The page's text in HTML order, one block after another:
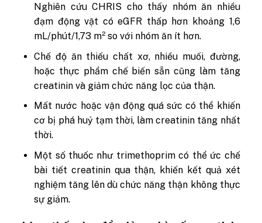
Nghiên cứu CHRIS cho thấy nhóm ăn nhiều
đạm động vật có eGFR thấp hơn khoảng 1,6
mL/phút/1,73 m² so với nhóm ăn ít hơn.
Chế độ ăn thiếu chất xơ, nhiều muối, đường,
hoặc thực phẩm chế biến sẵn cũng làm tăng
creatinin và giảm chức năng lọc của thận.
Mất nước hoặc vận động quá sức có thể khiến
cơ bị phá huỷ tạm thời, làm creatinin tăng nhất
thời.
Một số thuốc như trimethoprim có thể ức chế
bài tiết creatinin qua thận, khiến kết quả xét
nghiệm tăng lên dù chức năng thận không thực
sự giảm.